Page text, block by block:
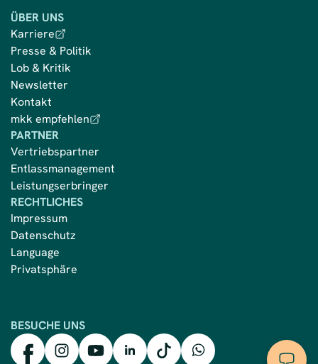
BESUCHE UNS
mkk auf Facebook
mkk auf Instagram
mkk auf YouTube
mkk auf LinkedIn
mkk auf TikTokmkk auf WhatsApp
ÜBER UNS
Karriere
Presse & Politik
Lob & Kritik
Newsletter
Kontakt
mkk empfehlen
PARTNER
Vertriebspartner
Entlassmanagement
Leistungserbringer
RECHTLICHES
Impressum
Datenschutz
Language
Privatsphäre